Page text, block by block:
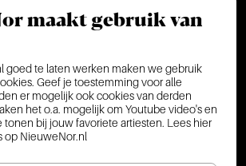
BELLE
- KLEINE ZAAL
maakt gebruik van
goed te laten werken maken we gebruik
Geef je toestemming voor alle
er mogelijk ook cookies van derden
het o.a. mogelijk om Youtube video's en
tonen bij jouw favoriete artiesten. Lees hier
op NieuweNor.nl